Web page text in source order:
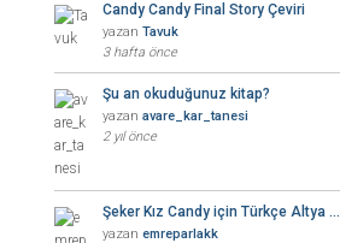
Candy Candy Final Story Çeviri
yazan Tavuk
3 hafta önce
Şu an okuduğunuz kitap?
yazan avare_kar_tanesi
2 yıl önce
Şeker Kız Candy için Türkçe Altya …
yazan emreparlakk